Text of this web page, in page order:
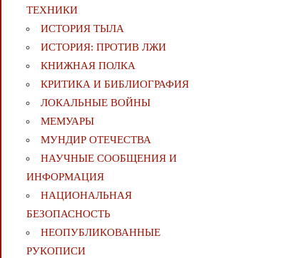
ТЕХНИКИ
ИСТОРИЯ ТЫЛА
ИСТОРИЯ: ПРОТИВ ЛЖИ
КНИЖНАЯ ПОЛКА
КРИТИКА И БИБЛИОГРАФИЯ
ЛОКАЛЬНЫЕ ВОЙНЫ
МЕМУАРЫ
МУНДИР ОТЕЧЕСТВА
НАУЧНЫЕ СООБЩЕНИЯ И
ИНФОРМАЦИЯ
НАЦИОНАЛЬНАЯ
БЕЗОПАСНОСТЬ
НЕОПУБЛИКОВАННЫЕ
РУКОПИСИ